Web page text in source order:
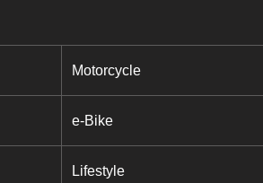
Motorcycle
e-Bike
Lifestyle